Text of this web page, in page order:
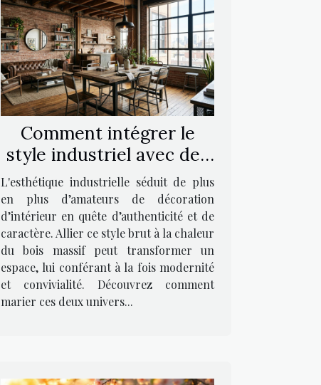
Comment intégrer le
style industriel avec des
meubles en bois massif ?
L'esthétique industrielle séduit de plus
en plus d’amateurs de décoration
d’intérieur en quête d’authenticité et de
caractère. Allier ce style brut à la chaleur
du bois massif peut transformer un
espace, lui conférant à la fois modernité
et convivialité. Découvrez comment
marier ces deux univers...